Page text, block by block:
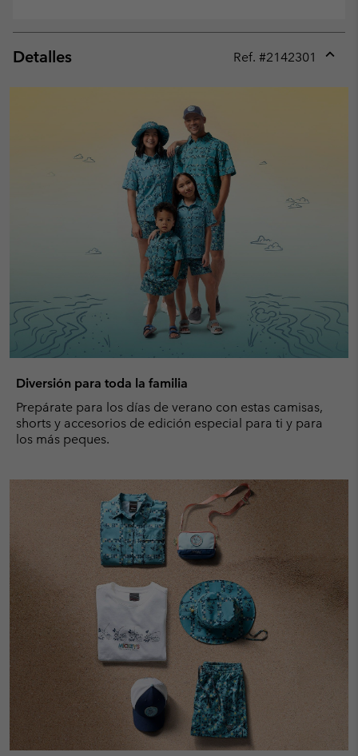
Detalles Ref. #2142301
or
Diversión para toda la familia
Prepárate para los días de verano con estas camisas,
shorts y accesorios de edición especial para ti y para
los más peques.